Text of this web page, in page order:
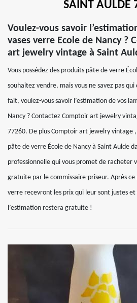
SAINT AULDE
Voulez-vous savoir
vases verre Ecole de Nancy ?
art jewelry vintage à Saint
Vous possédez des produits pâte de verre
souhaitez vendre, mais vous ne savez pas
fait, voulez-vous savoir l’estimation de vos
Nancy ? Contactez Comptoir art jewelry
77260. De plus Comptoir art jewelry vintage
pâte de verre École de Nancy à Saint Aulde
professionnelle qui vous promet de racheter
gratuite par le commissaire-priseur. Après
verre recevront les prix qui leur sont justes et
l’estimation restera gratuite !